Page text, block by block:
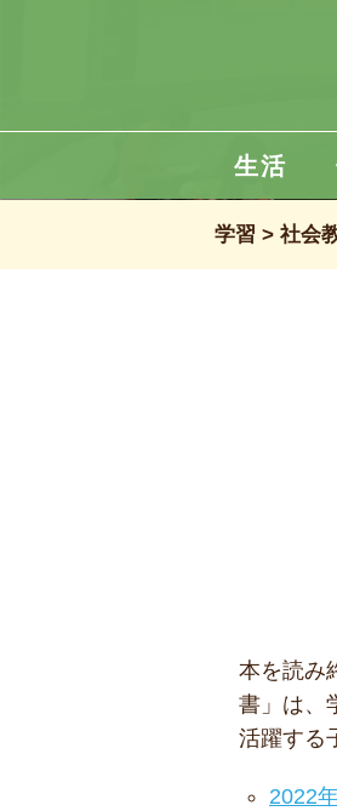
生活
学習 社会
本を読み
書」は、
活躍する
2022